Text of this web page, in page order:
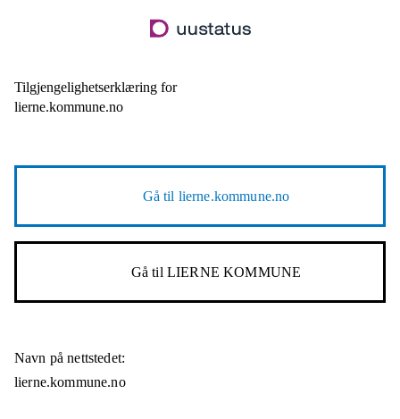
til
Tilgjengelighetserklæring for
lierne.kommune.no
Gå til lierne.kommune.no
Gå til LIERNE KOMMUNE
Navn på nettstedet:
lierne.kommune.no